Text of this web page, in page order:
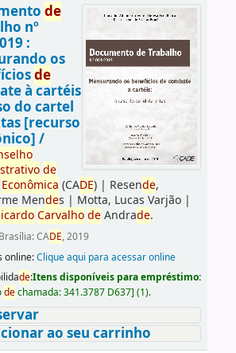
de
nº
:
os
de
à cartéis
do cartel
[recurso
/
de
Econômica (CADE)| Resende,
Mendes | Motta, Lucas Varjão|
Carvalho deAndrade.
Brasília: CADE, 2019
online:Clique aqui para acessar online
de:Itens disponíveis para empréstimo:
dechamada:341.3787 D637] (1).
ao seu carrinho